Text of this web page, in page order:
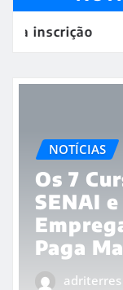
NOTÍCIAS
Os 7
SENAI e
Paga
adriterres